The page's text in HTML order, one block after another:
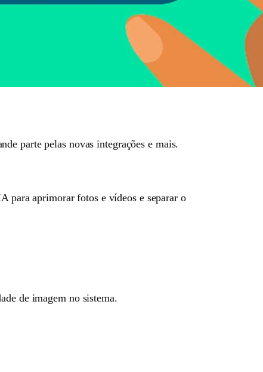
parte pelas novas integrações e mais.
para aprimorar fotos e vídeos e separar o
de imagem no sistema.